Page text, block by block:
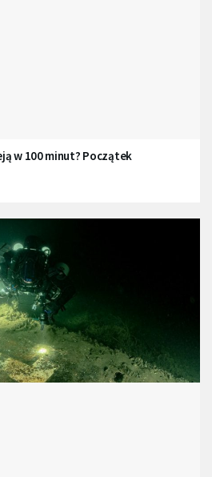
w 100 minut? Początek